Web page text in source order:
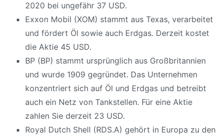
2020 bei ungefähr 37 USD.
Exxon Mobil (XOM) stammt aus Texas, verarbeitet
und fördert Öl sowie auch Erdgas. Derzeit kostet
die Aktie 45 USD.
BP (BP) stammt ursprünglich aus Großbritannien
und wurde 1909 gegründet. Das Unternehmen
konzentriert sich auf Öl und Erdgas und betreibt
auch ein Netz von Tankstellen. Für eine Aktie
zahlen Sie derzeit 23 USD.
Royal Dutch Shell (RDS.A) gehört in Europa zu den